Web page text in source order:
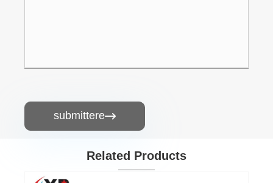
submittere
Related Products